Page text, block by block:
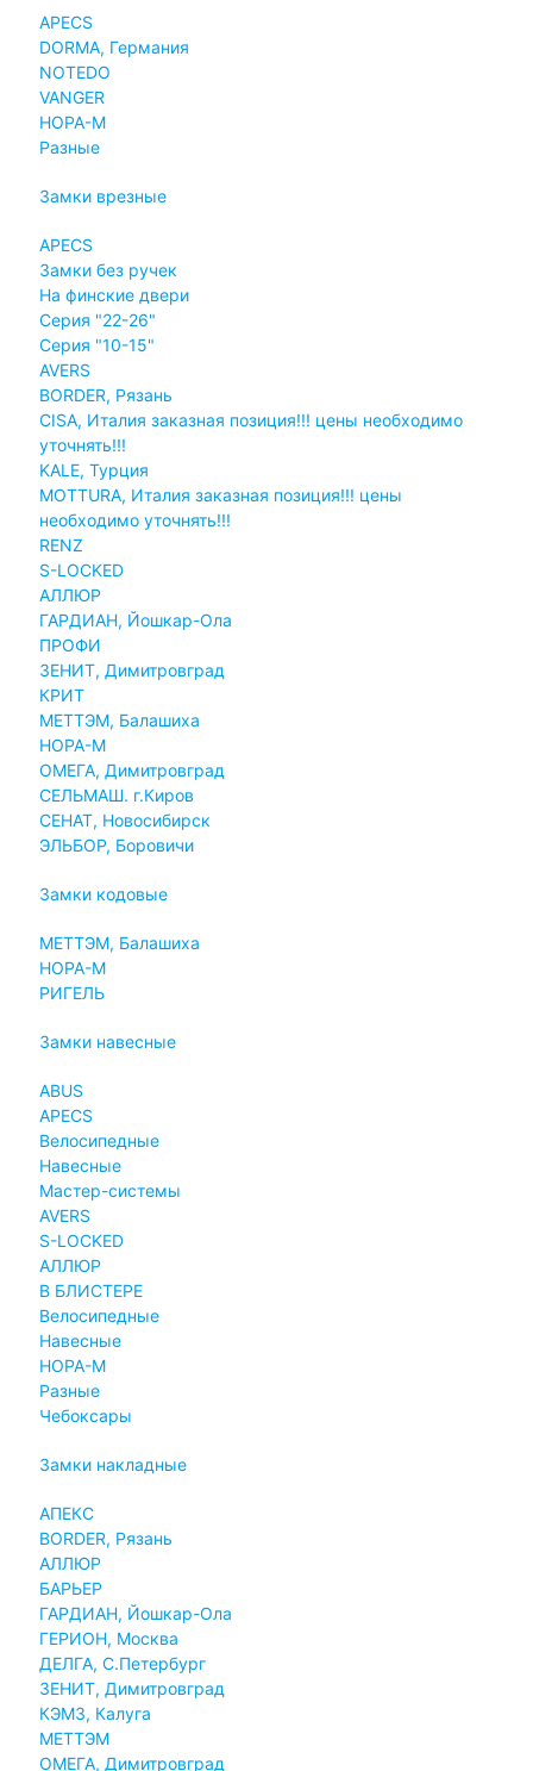
APECS
DORMA, Германия
NOTEDO
VANGER
НОРА-М
Разные
Замки врезные
APECS
Замки без ручек
На финские двери
Серия "22-26"
Серия "10-15"
AVERS
BORDER, Рязань
CISA, Италия заказная позиция!!! цены необходимо
уточнять!!!
KALE, Турция
MOTTURA, Италия заказная позиция!!! цены
необходимо уточнять!!!
RENZ
S-LOCKED
АЛЛЮР
ГАРДИАН, Йошкар-Ола
ПРОФИ
ЗЕНИТ, Димитровград
КРИТ
МЕТТЭМ, Балашиха
НОРА-М
ОМЕГА, Димитровград
СЕЛЬМАШ. г.Киров
СЕНАТ, Новосибирск
ЭЛЬБОР, Боровичи
Замки кодовые
МЕТТЭМ, Балашиха
НОРА-М
РИГЕЛЬ
Замки навесные
ABUS
APECS
Велосипедные
Навесные
Мастер-системы
AVERS
S-LOCKED
АЛЛЮР
В БЛИСТЕРЕ
Велосипедные
Навесные
НОРА-М
Разные
Чебоксары
Замки накладные
АПЕКС
BORDER, Рязань
АЛЛЮР
БАРЬЕР
ГАРДИАН, Йошкар-Ола
ГЕРИОН, Москва
ДЕЛГА, С.Петербург
ЗЕНИТ, Димитровград
КЭМЗ, Калуга
МЕТТЭМ
ОМЕГА, Димитровград